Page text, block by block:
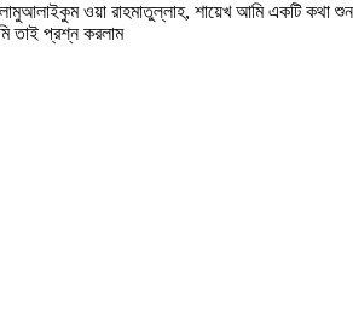
ওয়া রাহমাতুল্লাহ, শায়েখ আমি একটি কথা
তাই প্রশ্ন করলাম